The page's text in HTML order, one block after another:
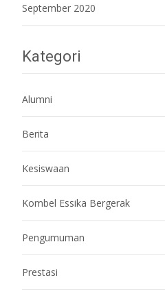
September 2020
Kategori
Alumni
Berita
Kesiswaan
Kombel Essika Bergerak
Pengumuman
Prestasi